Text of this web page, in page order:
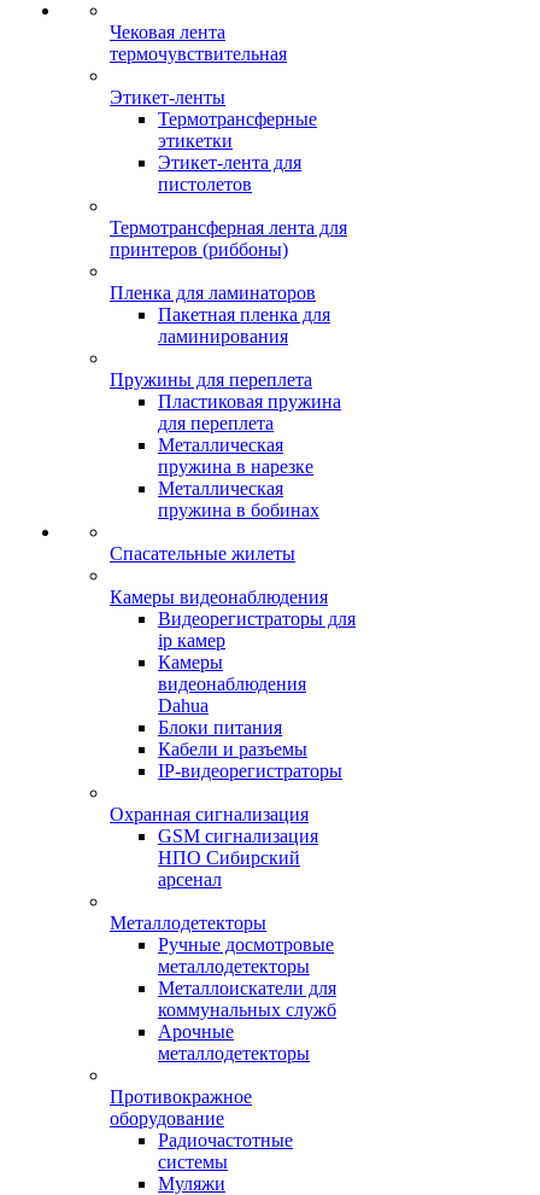
Чековая лента
термочувствительная
Этикет-ленты
Термотрансферные
этикетки
Этикет-лента для
пистолетов
Термотрансферная лента для
принтеров (риббоны)
Пленка для ламинаторов
Пакетная пленка для
ламинирования
Пружины для переплета
Пластиковая пружина
для переплета
Металлическая
пружина в нарезке
Металлическая
пружина в бобинах
Спасательные жилеты
Камеры видеонаблюдения
Видеорегистраторы для
ip камер
Камеры
видеонаблюдения
Dahua
Блоки питания
Кабели и разъемы
IP-видеорегистраторы
Охранная сигнализация
GSM сигнализация
НПО Сибирский
арсенал
Металлодетекторы
Ручные досмотровые
металлодетекторы
Металлоискатели для
коммунальных служб
Арочные
металлодетекторы
Противокражное
оборудование
Радиочастотные
системы
Муляжи